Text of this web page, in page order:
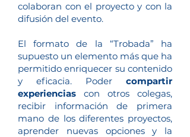
colaboran con el proyecto y con la
difusión del evento.
El formato de la “Trobada” ha
supuesto un elemento más que ha
permitido enriquecer su contenido
y eficacia. Poder compartir
experiencias con otros colegas,
recibir información de primera
mano de los diferentes proyectos,
aprender nuevas opciones y la